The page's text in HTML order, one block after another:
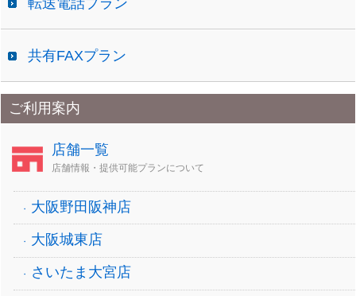
共有FAXプラン
ご利用案内
店舗一覧
店舗情報・提供可能プランについて
大阪野田阪神店
大阪城東店
さいたま大宮店